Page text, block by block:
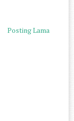
Posting Lama